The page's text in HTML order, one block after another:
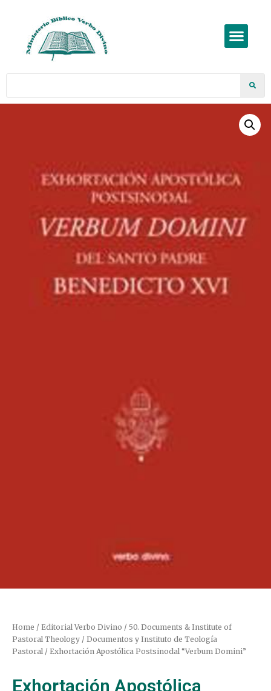
Home / Editorial Verbo Divino / 50. Documents & Institute of
Pastoral Theology / Documentos y Instituto de Teología
Pastoral / Exhortación Apostólica Postsinodal “Verbum Domini”
Exhortación Apostólica